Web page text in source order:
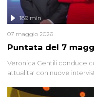
Puntata del 7
189 min
07 maggio 2026
Veronica Gentili conduce
attualita' con nuove